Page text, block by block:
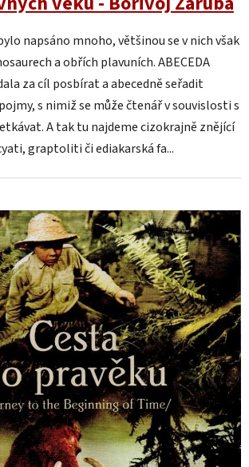
napsáno mnoho, většinou se v nich však
a obřích plavuních. ABECEDA
dala za cíl posbírat a abecedně seřadit
s nimiž se může čtenář v souvislosti s
A tak tu najdeme cizokrajně znějící
graptoliti či ediakarská fa...